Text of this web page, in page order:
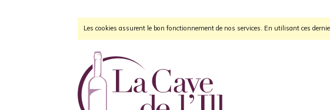
Les cookies assurent le bon fonctionnement de nos services. En utilisant ces